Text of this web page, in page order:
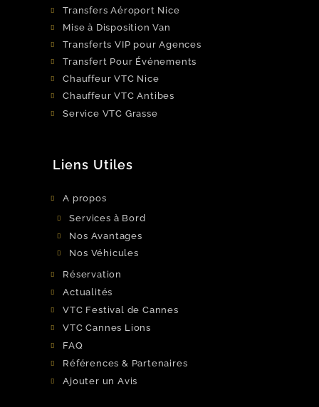
Transfers Aéroport Nice
Mise à Disposition Van
Transferts VIP pour Agences
Transfert Pour Événements
Chauffeur VTC Nice
Chauffeur VTC Antibes
Service VTC Grasse
Liens Utiles
A propos
Services à Bord
Nos Avantages
Nos Véhicules
Réservation
Actualités
VTC Festival de Cannes
VTC Cannes Lions
FAQ
Références & Partenaires
Ajouter un Avis